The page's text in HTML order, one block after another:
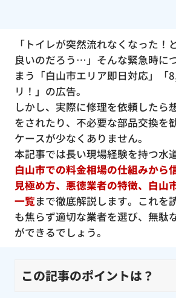
「トイレが突然流れなくなった！
良いのだろう…」そんな緊急時に
まう「白山市エリア即日対応」「
リ！」の広告。
しかし、実際に修理を依頼したら
をされたり、不必要な部品交換を
ケースが少なくありません。
本記事では長い現場経験を持つ水
白山市での料金相場の仕組みから
見極め方、悪徳業者の特徴、白山
一覧まで徹底解説します。これを
も焦らず適切な業者を選び、無駄
ができるでしょう。
この記事のポイントは？